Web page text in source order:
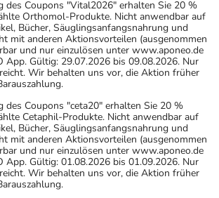
des Coupons "Vital2026" erhalten Sie 20 %
Orthomol-Produkte. Nicht anwendbar auf
Bücher, Säuglingsanfangsnahrung und
mit anderen Aktionsvorteilen (ausgenommen
und nur einzulösen unter www.aponeo.de
App. Gültig: 29.07.2026 bis 09.08.2026. Nur
Wir behalten uns vor, die Aktion früher
des Coupons "ceta20" erhalten Sie 20 %
Cetaphil-Produkte. Nicht anwendbar auf
Bücher, Säuglingsanfangsnahrung und
mit anderen Aktionsvorteilen (ausgenommen
und nur einzulösen unter www.aponeo.de
App. Gültig: 01.08.2026 bis 01.09.2026. Nur
Wir behalten uns vor, die Aktion früher